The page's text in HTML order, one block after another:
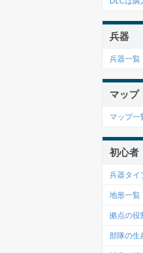
兵器
兵器一覧
マップ
マップ一
初心者
兵器タイ
地形一覧
拠点の役
部隊の生